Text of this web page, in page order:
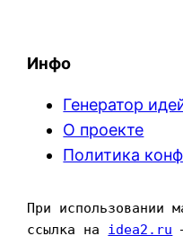
Инфо
Генератор
О проекте
Политика
При использовании
ссылка на idea2.ru